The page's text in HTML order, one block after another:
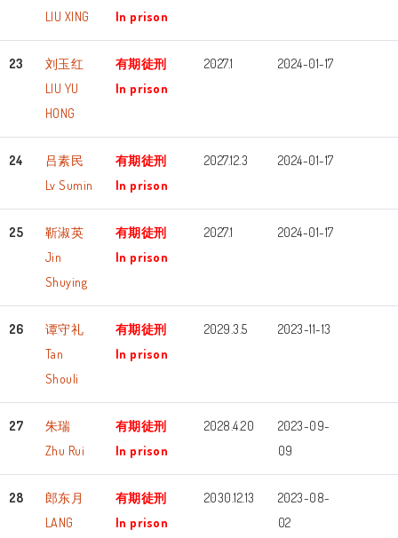
LIU XING
In prison
23
刘玉红
LIU YU
HONG
有期徒刑
In prison
2027.1 2024-01-17
24
吕素民
Lv Sumin
有期徒刑
In prison
2027.12.3 2024-01-17
25
靳淑英
Jin
Shuying
有期徒刑
In prison
2027.1 2024-01-17
26
谭守礼
Tan
Shouli
有期徒刑
In prison
2029.3.5 2023-11-13
27
朱瑞
Zhu Rui
有期徒刑
In prison
2028.4.20
2023-09-
09
28
郎东月
LANG
有期徒刑
In prison
2030.12.13
2023-08-
02